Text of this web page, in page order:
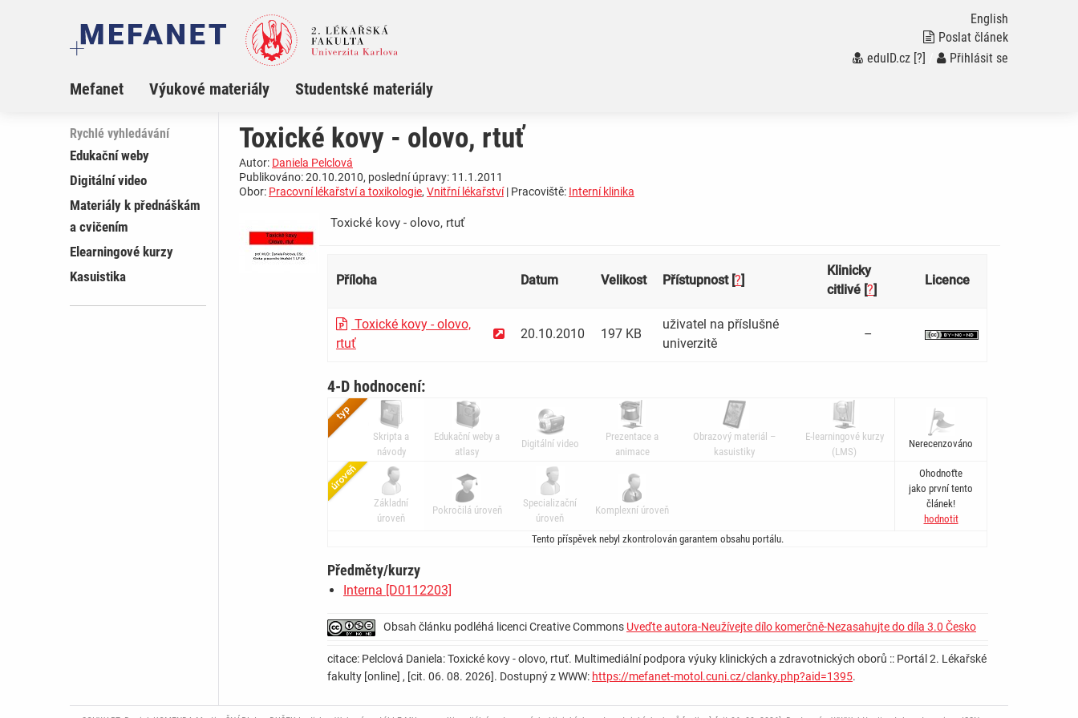
English
Poslat článek
eduID.cz [?] Přihlásit se
Mefanet Výukové materiály Studentské materiály
Rychlé vyhledávání
Edukační weby
Digitální video
Materiály k přednáškám
a cvičením
Elearningové kurzy
Kasuistika
Toxické kovy - olovo, rtuť
Autor: Daniela Pelclová
Publikováno: 20.10.2010, poslední úpravy: 11.1.2011
Obor: Pracovní lékařství a toxikologie, Vnitřní lékařství| Pracoviště: Interní klinika
Toxické kovy - olovo, rtuť
Příloha Datum Velikost Přístupnost [?]
Klinicky
citlivé [?]
Licence
Toxické kovy - olovo,
rtuť
20.10.2010 197 KB
uživatel na příslušné
univerzitě
–
4-D hodnocení:
Skripta a
návody
Edukační weby a
atlasy
Digitální video
Prezentace a
animace
Obrazový materiál –
kasuistiky
E-learningové kurzy
(LMS)
Nerecenzováno
Základní
úroveň
Pokročilá úroveň
Specializační
úroveň
Komplexní úroveň
Ohodnoťte
jako první tento
článek!
hodnotit
Tento příspěvek nebyl zkontrolován garantem obsahu portálu.
Předměty/kurzy
Interna [D0112203]
Obsah článku podléhá licenci Creative Commons Uveďte autora-Neužívejte dílo komerčně-Nezasahujte do díla 3.0 Česko
citace: Pelclová Daniela: Toxické kovy - olovo, rtuť. Multimediální podpora výuky klinických a zdravotnických oborů :: Portál 2. Lékařské
fakulty [online] , [cit. 06. 08. 2026]. Dostupný z WWW: https://mefanet-motol.cuni.cz/clanky.php?aid=1395.